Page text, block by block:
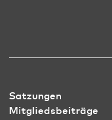
Satzungen
Mitgliedsbeiträge